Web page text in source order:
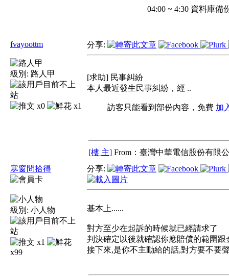
04:00 ~ 4:30 資料庫
fvayoottm
級別: 路人甲
x0 x1
分享:
[求助] 民事糾紛
本人最近發生民事糾紛，經 ..
訪客只能看到部份內容，免費 加
[樓 主] From：臺灣中華電信股份有限
寒窗問拾得
級別: 小人物
x1
x99
分享:
基本上......
對方至少在起訴的時候就已經請求了
判決確定以後就確認你應賠償的範圍跟
接下來,是你不主動給的話,對方要不要